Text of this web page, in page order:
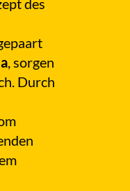
des
, sorgen
Durch